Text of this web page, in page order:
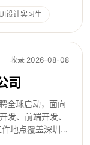
UI设计实习生
收录 2026-08-08
司
全球启动，面向
发、前端开发、
地点覆盖深圳、